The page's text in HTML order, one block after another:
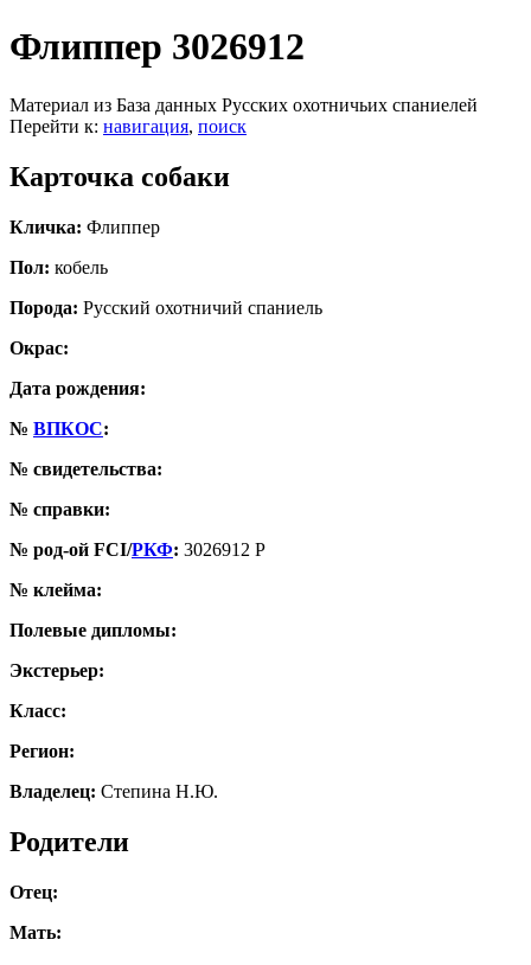
Флиппер 3026912
Материал из База данных Русских охотничьих спаниелей
Перейти к: навигация, поиск
Карточка собаки
Кличка: Флиппер
Пол: кобель
Порода: Русский охотничий спаниель
Окрас:
Дата рождения:
№ ВПКОС:
№ свидетельства:
№ справки:
№ род-ой FCI/РКФ: 3026912 Р
№ клейма:
Полевые дипломы:
Экстерьер:
Класс:
Регион:
Владелец: Степина Н.Ю.
Родители
Отец:
Мать: